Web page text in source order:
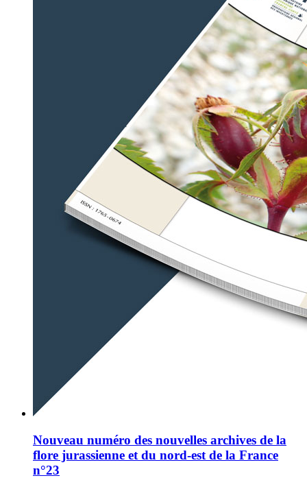
Nouveau numéro des nouvelles archives de la
flore jurassienne et du nord-est de la France
n°23